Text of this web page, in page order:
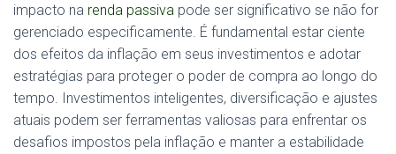
impacto na renda passiva pode ser significativo se não for
gerenciado especificamente. É fundamental estar ciente
dos efeitos da inflação em seus investimentos e adotar
estratégias para proteger o poder de compra ao longo do
tempo. Investimentos inteligentes, diversificação e ajustes
atuais podem ser ferramentas valiosas para enfrentar os
desafios impostos pela inflação e manter a estabilidade